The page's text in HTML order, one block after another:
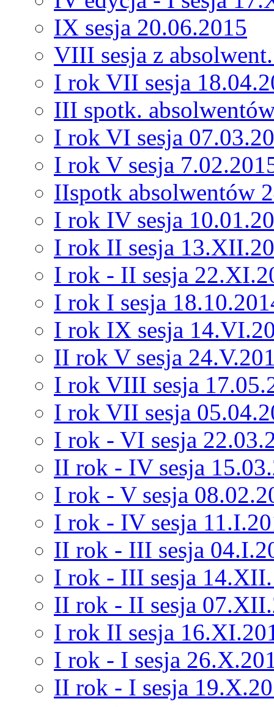
IX sesja 20.06.2015
VIII sesja z
I rok VII sesja
III spotk.
I rok VI sesja
I rok V sesja
IIspotk absolwentów
I rok IV sesja
I rok II sesja
I rok - II sesja
I rok I sesja
I rok IX sesja
II rok V sesja
I rok VIII sesja
I rok VII sesja
I rok - VI sesja
II rok - IV sesja
I rok - V sesja
I rok - IV sesja
II rok - III sesja
I rok - III sesja
II rok - II sesja
I rok II sesja
I rok - I sesja
II rok - I sesja